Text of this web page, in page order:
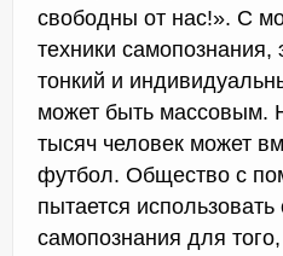
свободны от нас!». С
техники самопознания,
тонкий и
может быть массовым.
тысяч человек может
футбол. Общество с
пытается
самопознания для